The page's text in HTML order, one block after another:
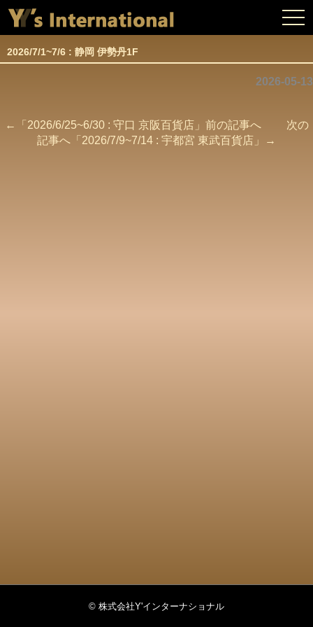
2026/7/1~7/6 : 静岡 伊勢丹1F
2026-05-13
←「 2026/6/25~6/30 : 守口 京阪百貨店」前の記事へ 次の
記事へ「 2026/7/9~7/14 : 宇都宮 東武百貨店 」→
© 株式会社Y'インターナショナル